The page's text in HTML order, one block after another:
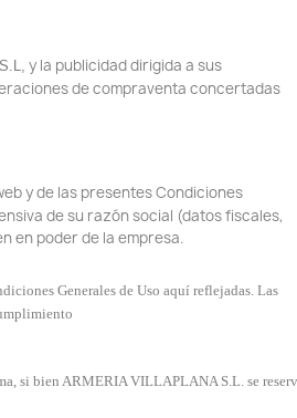
y la publicidad dirigida a sus
de compraventa concertadas
y de las presentes Condiciones
de su razón social (datos fiscales,
en poder de la empresa.
Generales de Uso aquí reflejadas. Las
si bien ARMERIA VILLAPLANA S.L. se